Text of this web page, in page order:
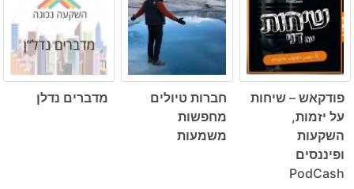
פודקאש – שיחות
על יזמות,
השקעות
ופיננסים
PodCash
חברות טיולים
מחפשות
משמעות
מדברים נדלן